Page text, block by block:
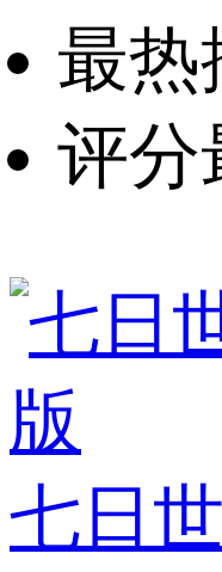
最热
评分
七日